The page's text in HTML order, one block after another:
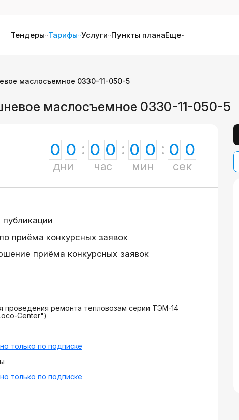
Тендеры Тарифы Услуги Пункты планаЕще
маслосъемное 0330-11-050-5
маслосъемное 0330-11-050-5
0 0
дни
0 0
час
0 0
мин
0 0
сек
приёма конкурсных заявок
приёма конкурсных заявок
проведения ремонта тепловозам серии ТЭМ-14
Center")
только по подписке
только по подписке